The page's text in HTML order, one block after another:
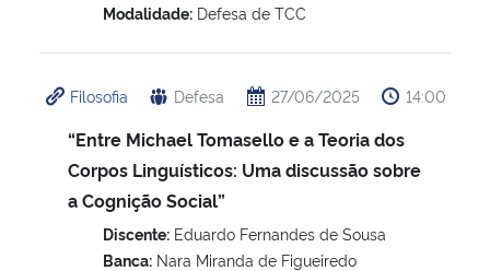
Modalidade: Defesa de TCC
Filosofia Defesa 27/06/2025 14:00
“Entre Michael Tomasello e a Teoria dos
Corpos Linguísticos: Uma discussão sobre
a Cognição Social”
Discente: Eduardo Fernandes de Sousa
Banca: Nara Miranda de Figueiredo